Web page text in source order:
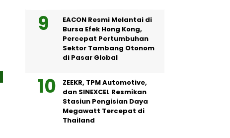
EACON Resmi Melantai di
Bursa Efek Hong Kong,
Percepat Pertumbuhan
Sektor Tambang Otonom
di Pasar Global
ZEEKR, TPM Automotive,
dan SINEXCEL Resmikan
Stasiun Pengisian Daya
Megawatt Tercepat di
Thailand